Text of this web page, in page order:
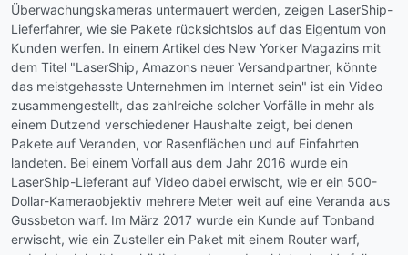
Überwachungskameras untermauert werden, zeigen LaserShip-
Lieferfahrer, wie sie Pakete rücksichtslos auf das Eigentum von
Kunden werfen. In einem Artikel des New Yorker Magazins mit
dem Titel "LaserShip, Amazons neuer Versandpartner, könnte
das meistgehasste Unternehmen im Internet sein" ist ein Video
zusammengestellt, das zahlreiche solcher Vorfälle in mehr als
einem Dutzend verschiedener Haushalte zeigt, bei denen
Pakete auf Veranden, vor Rasenflächen und auf Einfahrten
landeten. Bei einem Vorfall aus dem Jahr 2016 wurde ein
LaserShip-Lieferant auf Video dabei erwischt, wie er ein 500-
Dollar-Kameraobjektiv mehrere Meter weit auf eine Veranda aus
Gussbeton warf. Im März 2017 wurde ein Kunde auf Tonband
erwischt, wie ein Zusteller ein Paket mit einem Router warf,